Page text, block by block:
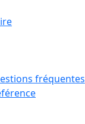
fréquentes